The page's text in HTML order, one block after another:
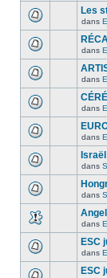
Les
dans
dans
dans
dans
dans
dans
dans
dans
ESC
dans
ESC